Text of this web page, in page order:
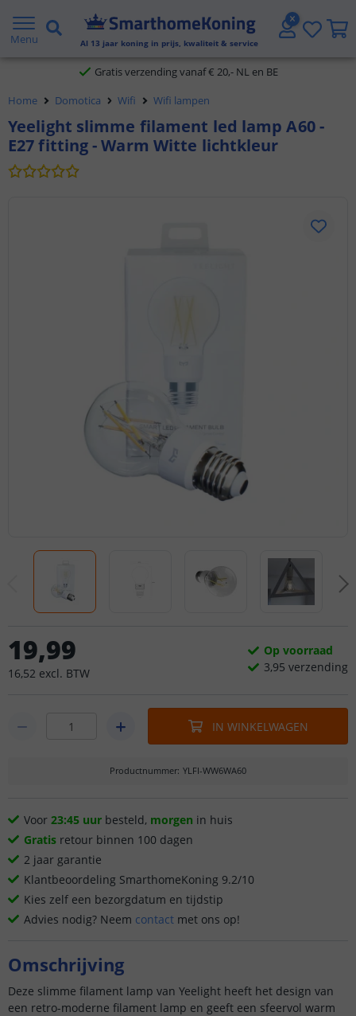
Menu Al 13 jaar koning in prijs, kwaliteit & service
2 jaar garantie
Gratis verzending vanaf € 20,- NL en BE
Klantbeoordeling 9.1
Voor 23:45 uur besteld, morgen in huis
Home Domotica Wifi Wifi lampen
Yeelight slimme filament led lamp A60 -
E27 fitting - Warm Witte lichtkleur
19,99
16,52 excl. BTW
Op voorraad
3,95 verzending
IN WINKELWAGEN
Productnummer: YLFI-WW6WA60
Voor 23:45 uur besteld, morgen in huis
Gratis retour binnen 100 dagen
2 jaar garantie
Klantbeoordeling SmarthomeKoning 9.2/10
Kies zelf een bezorgdatum en tijdstip
Advies nodig? Neem contact met ons op!
Omschrijving
Deze slimme filament lamp van Yeelight heeft het design van
een retro-moderne filament lamp en geeft een sfeervol warm